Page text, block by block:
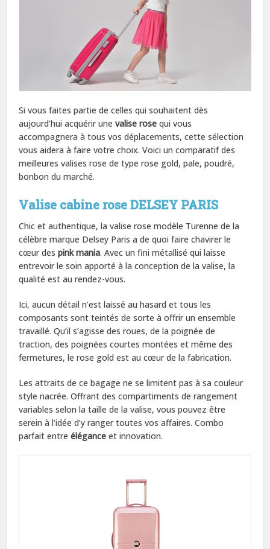
Si vous faites partie de celles qui souhaitent dès
aujourd’hui acquérir unevalise rosequi vous
accompagnera à tous vos déplacements, cette sélection
vous aidera à faire votre choix. Voici un comparatif des
meilleures valises rose de type rose gold, pale, poudré,
bonbon du marché.
Valise cabine rose DELSEY PARIS
Chic et authentique, la valise rose modèle Turenne de la
célèbre marque Delsey Paris a de quoi faire chavirer le
cœur despink mania. Avec un fini métallisé qui laisse
entrevoir le soin apporté à la conception de la valise, la
qualité est au rendez-vous.
Ici, aucun détail n’est laissé au hasard et tous les
composants sont teintés de sorte à offrir un ensemble
travaillé. Qu’il s’agisse des roues, de la poignée de
traction, des poignées courtes montées et même des
fermetures, le rose gold est au cœur de la fabrication.
Les attraits de ce bagage ne se limitent pas à sa couleur
style nacrée. Offrant des compartiments de rangement
variables selon la taille de la valise, vous pouvez être
serein à l’idée d’y ranger toutes vos affaires. Combo
parfait entreélégance et innovation.